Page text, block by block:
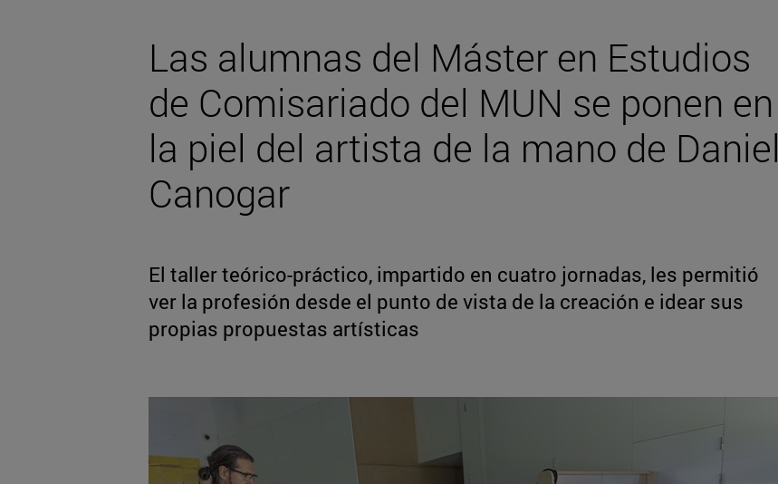
Las alumnas del Máster en Estudios
de Comisariado del MUN se ponen en
la piel del artista de la mano de Daniel
Canogar
El taller teórico-práctico, impartido en cuatro jornadas, les permitió
ver la profesión desde el punto de vista de la creación e idear sus
propias propuestas artísticas